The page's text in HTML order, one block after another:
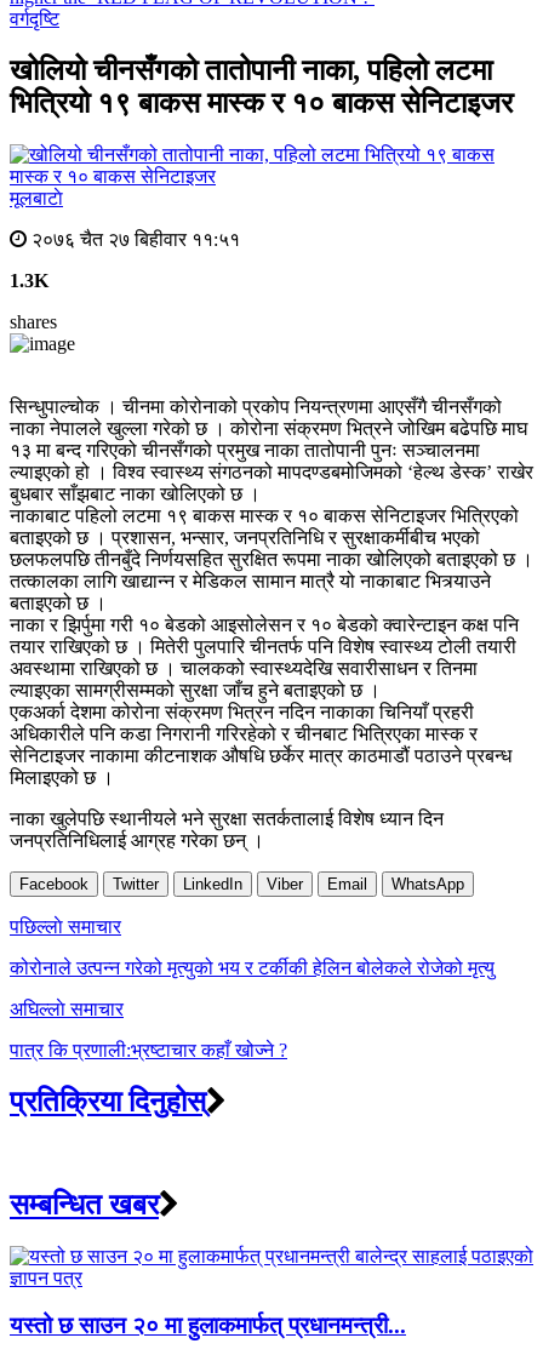
वर्गदृष्टि
खोलियो चीनसँगको तातोपानी नाका, पहिलो लटमा
भित्रियो १९ बाकस मास्क र १० बाकस सेनिटाइजर
मूलबाटाे
२०७६ चैत २७ बिहीवार ११:५१
1.3K
shares
सिन्धुपाल्चोक । चीनमा कोरोनाको प्रकोप नियन्त्रणमा आएसँगै चीनसँगको
नाका नेपालले खुल्ला गरेको छ । कोरोना संक्रमण भित्रने जोखिम बढेपछि माघ
१३ मा बन्द गरिएको चीनसँगको प्रमुख नाका तातोपानी पुनः सञ्चालनमा
ल्याइएको हो । विश्व स्वास्थ्य संगठनको मापदण्डबमोजिमको ‘हेल्थ डेस्क’ राखेर
बुधबार साँझबाट नाका खोलिएको छ ।
नाकाबाट पहिलो लटमा १९ बाकस मास्क र १० बाकस सेनिटाइजर भित्रिएको
बताइएको छ । प्रशासन, भन्सार, जनप्रतिनिधि र सुरक्षाकर्मीबीच भएको
छलफलपछि तीनबुँदे निर्णयसहित सुरक्षित रूपमा नाका खोलिएको बताइएको छ ।
तत्कालका लागि खाद्यान्न र मेडिकल सामान मात्रै यो नाकाबाट भित्र्याउने
बताइएको छ ।
नाका र झिर्पुमा गरी १० बेडको आइसोलेसन र १० बेडको क्वारेन्टाइन कक्ष पनि
तयार राखिएको छ । मितेरी पुलपारि चीनतर्फ पनि विशेष स्वास्थ्य टोली तयारी
अवस्थामा राखिएको छ । चालकको स्वास्थ्यदेखि सवारीसाधन र तिनमा
ल्याइएका सामग्रीसम्मको सुरक्षा जाँच हुने बताइएको छ ।
एकअर्का देशमा कोरोना संक्रमण भित्रन नदिन नाकाका चिनियाँ प्रहरी
अधिकारीले पनि कडा निगरानी गरिरहेको र चीनबाट भित्रिएका मास्क र
सेनिटाइजर नाकामा कीटनाशक औषधि छर्केर मात्र काठमाडौं पठाउने प्रबन्ध
मिलाइएको छ ।
नाका खुलेपछि स्थानीयले भने सुरक्षा सतर्कतालाई विशेष ध्यान दिन
जनप्रतिनिधिलाई आग्रह गरेका छन् ।
Facebook Twitter LinkedIn Viber Email WhatsApp
Post
navigation
पछिल्लाे समाचार
कोरोनाले उत्पन्न गरेको मृत्युको भय र टर्कीकी हेलिन बोलेकले रोजेको मृत्यु
अघिल्लाे समाचार
पात्र कि प्रणाली:भ्रष्टाचार कहाँ खोज्ने ?
प्रतिक्रिया दिनुहोस्
सम्बन्धित खबर
यस्तो छ साउन २० मा हुलाकमार्फत् प्रधानमन्त्री...